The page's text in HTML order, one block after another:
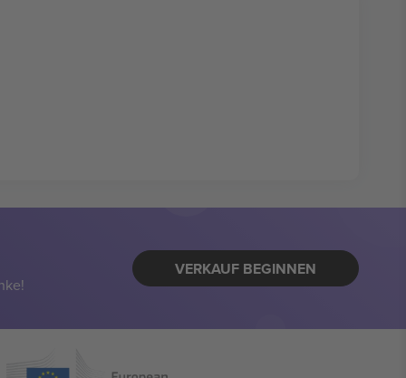
VERKAUF BEGINNEN